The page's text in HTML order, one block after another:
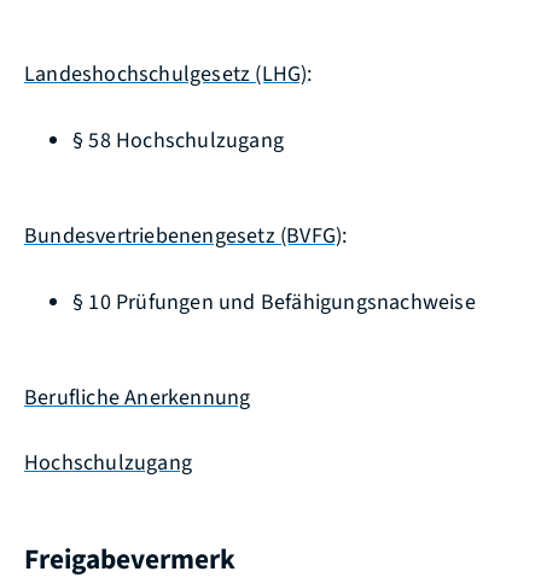
Landeshochschulgesetz (LHG):
§ 58 Hochschulzugang
Bundesvertriebenengesetz (BVFG):
§ 10 Prüfungen und Befähigungsnachweise
Berufliche Anerkennung
Hochschulzugang
Freigabevermerk